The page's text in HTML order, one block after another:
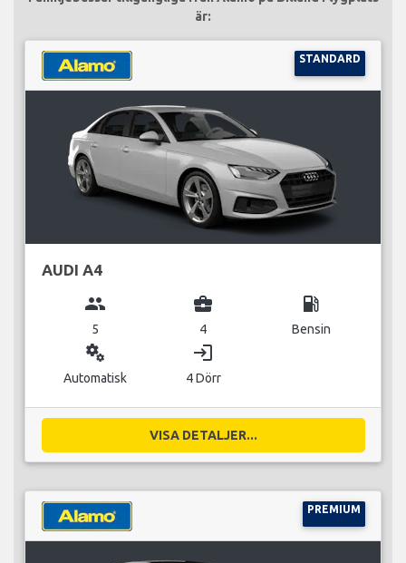
är:
STANDARD
AUDI A4
group
5
business_center
4
local_gas_station
Bensin
miscellaneous_services
Automatisk
login
4 Dörr
VISA DETALJER...
PREMIUM